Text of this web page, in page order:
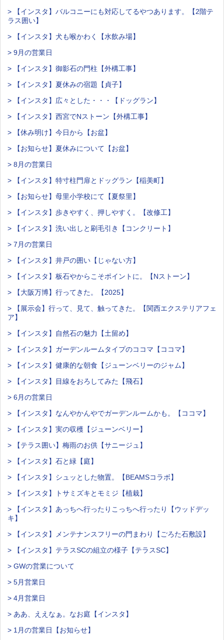
> 【インスタ】バルコニーにも対応してるやつあります。【2階テ
ラス囲い】
> 【インスタ】犬も喉かわく【水飲み場】
> 9月の営業日
> 【インスタ】御影石の門柱【外構工事】
> 【インスタ】夏休みの宿題【貞子】
> 【インスタ】広々とした・・・【ドッグラン】
> 【インスタ】西宮でNストーン【外構工事】
> 【休み明け】今日から【お盆】
> 【お知らせ】夏休みについて【お盆】
> 8月の営業日
> 【インスタ】特寸柱門扉とドッグラン【稲美町】
> 【お知らせ】母里小学校にて【夏祭里】
> 【インスタ】歩きやすく、押しやすく。【改修工】
> 【インスタ】洗い出しと刷毛引き【コンクリート】
> 7月の営業日
> 【インスタ】井戸の囲い【じゃない方】
> 【インスタ】板石やからこそポイントに。【Nストーン】
> 【大阪万博】行ってきた。【2025】
> 【展示会】行って、見て、触ってきた。【関西エクステリアフェ
ア】
> 【インスタ】自然石の魅力【土留め】
> 【インスタ】ガーデンルームタイプのココマ【ココマ】
> 【インスタ】健康的な朝食【ジューンベリーのジャム】
> 【インスタ】目線をおろしてみた【飛石】
> 6月の営業日
> 【インスタ】なんやかんやでガーデンルームかも。【ココマ】
> 【インスタ】実の収穫【ジューンベリー】
> 【テラス囲い】梅雨のお供【サニージュ】
> 【インスタ】石と緑【庭】
> 【インスタ】シュッとした物置。【BEAMSコラボ】
> 【インスタ】トサミズキとモミジ【植栽】
> 【インスタ】あっちへ行ったりこっちへ行ったり【ウッドデッ
キ】
> 【インスタ】メンテナンスフリーの門まわり【ごろた石敷設】
> 【インスタ】テラスSCの組立の様子【テラスSC】
> GWの営業について
> 5月営業日
> 4月営業日
> ああ、ええなぁ。なお庭【インスタ】
> 1月の営業日【お知らせ】